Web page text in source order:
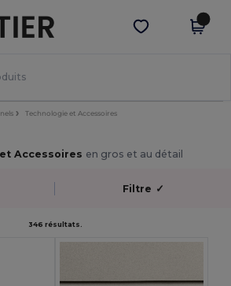
l’app !
Obtenir l'appli
Technologie et Accessoires
Accessoires en gros et au détail
Filtre ✓
346 résultats.